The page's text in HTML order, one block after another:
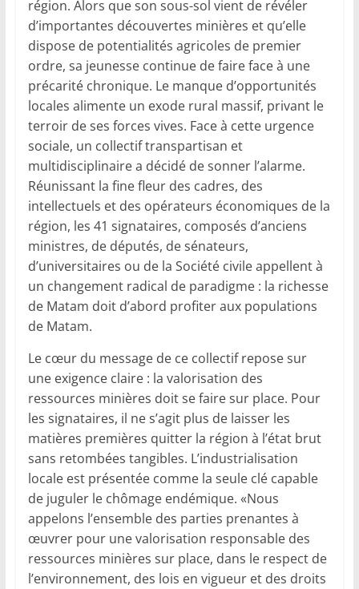
région. Alors que son sous-sol vient de révéler
d’importantes découvertes minières et qu’elle
dispose de potentialités agricoles de premier
ordre, sa jeunesse continue de faire face à une
précarité chronique. Le manque d’opportunités
locales alimente un exode rural massif, privant le
terroir de ses forces vives. Face à cette urgence
sociale, un collectif transpartisan et
multidisciplinaire a décidé de sonner l’alarme.
Réunissant la fine fleur des cadres, des
intellectuels et des opérateurs économiques de la
région, les 41 signataires, composés d’anciens
ministres, de députés, de sénateurs,
d’universitaires ou de la Société civile appellent à
un changement radical de paradigme : la richesse
de Matam doit d’abord profiter aux populations
de Matam.
Le cœur du message de ce collectif repose sur
une exigence claire : la valorisation des
ressources minières doit se faire sur place. Pour
les signataires, il ne s’agit plus de laisser les
matières premières quitter la région à l’état brut
sans retombées tangibles. L’industrialisation
locale est présentée comme la seule clé capable
de juguler le chômage endémique. «Nous
appelons l’ensemble des parties prenantes à
œuvrer pour une valorisation responsable des
ressources minières sur place, dans le respect de
l’environnement, des lois en vigueur et des droits